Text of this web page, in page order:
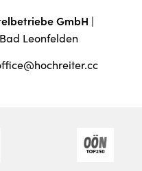
GmbH |
Leonfelden